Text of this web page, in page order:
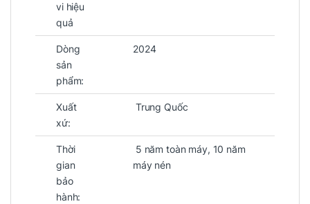
vi hiệu
quả
Dòng
sản
phẩm:
2024
Xuất
xứ:
Trung Quốc
Thời
gian
bảo
hành:
5 năm toàn máy, 10 năm
máy nén